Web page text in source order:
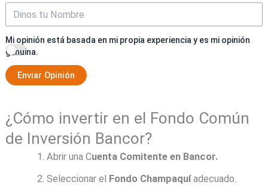
Mi opinión está basada en mi propia experiencia y es mi opinión
genuina.
Enviar Opinión
¿Cómo invertir en el Fondo Común
de Inversión Bancor?
Abrir una Cuenta Comitente en Bancor.
Seleccionar el
Fondo Champaquíadecuado.